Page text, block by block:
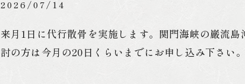
2026/07/14
来月1日に代行散骨を実施します。関門海峡の巌流
討の方は今月の20日くらいまでにお申し込み下さい